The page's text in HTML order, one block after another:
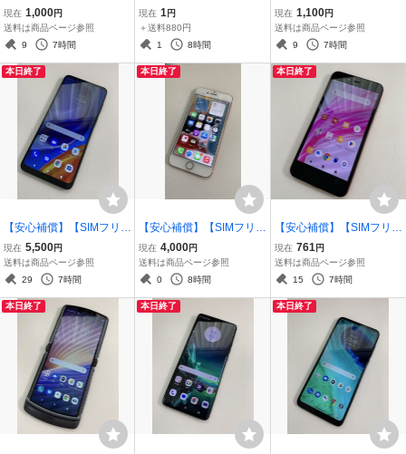
ー】 Apple iPhone7 256G
B 0727-303
現在 1,000円
送料は商品ページ参照
9
7時間
ォン パーツ・部品まとめ
（パーツ取り用） Motor
ola系 0806-302
現在 1円
＋送料880円
1
8時間
ー】 Apple iPhone7 128G
B 0727-304
現在 1,100円
送料は商品ページ参照
9
7時間
本日終了
【安心補償】【SIMフリ
ー】Motorola moto e32s
0805-305
現在 5,500円
送料は商品ページ参照
29
7時間
本日終了
【安心補償】【SIMフリ
ー】 Apple iPhone7 128G
B 0722-307
現在 4,000円
送料は商品ページ参照
0
8時間
本日終了
【安心補償】【SIMフリ
ー】SHARP AQUOS sens
e lite SH-M05 0804-301
現在 761 円
送料は商品ページ参照
15
7時間
本日終了 本日終了 本日終了